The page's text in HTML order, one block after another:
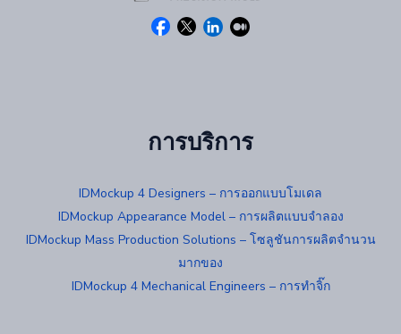
การบริการ
IDMockup 4 Designers – การออกแบบโมเดล
IDMockup Appearance Model – การผลิตแบบจำลอง
IDMockup Mass Production Solutions – โซลูชันการผลิตจำนวน
มากของ
IDMockup 4 Mechanical Engineers – การทำจิ๊ก